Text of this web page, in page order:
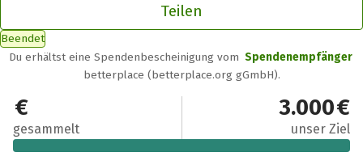
Teilen
Beendet
Du erhältst eine Spendenbescheinigung vom Spendenempfänger
betterplace (betterplace.org gGmbH).
3.092 €
gesammelt
3.000 €
unser Ziel